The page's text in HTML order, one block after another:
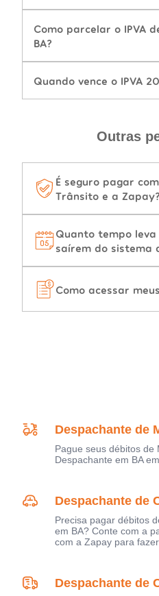
Como parcelar o IPVA
BA?
Quando vence o IPVA
Outras
É seguro pagar
Trânsito e a Zapay?
Quanto tempo
saírem do sistema
Como acessar
Despachante de
Pague seus débitos de
Despachante em BA
Despachante de
Precisa pagar débitos
em BA? Conte com a
com a Zapay para
Despachante de